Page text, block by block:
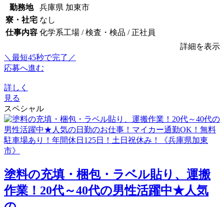
勤務地
兵庫県 加東市
寮・社宅 なし
仕事内容 化学系工場 / 検査・検品 / 正社員
詳細を表示
＼最短45秒で完了／
応募へ進む
詳しく
見る
スペシャル
塗料の充填・梱包・ラベル貼り、運搬
作業！20代～40代の男性活躍中★人気